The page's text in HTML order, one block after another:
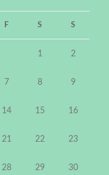
F S S
1 2
7 8 9
14 15 16
21 22 23
28 29 30